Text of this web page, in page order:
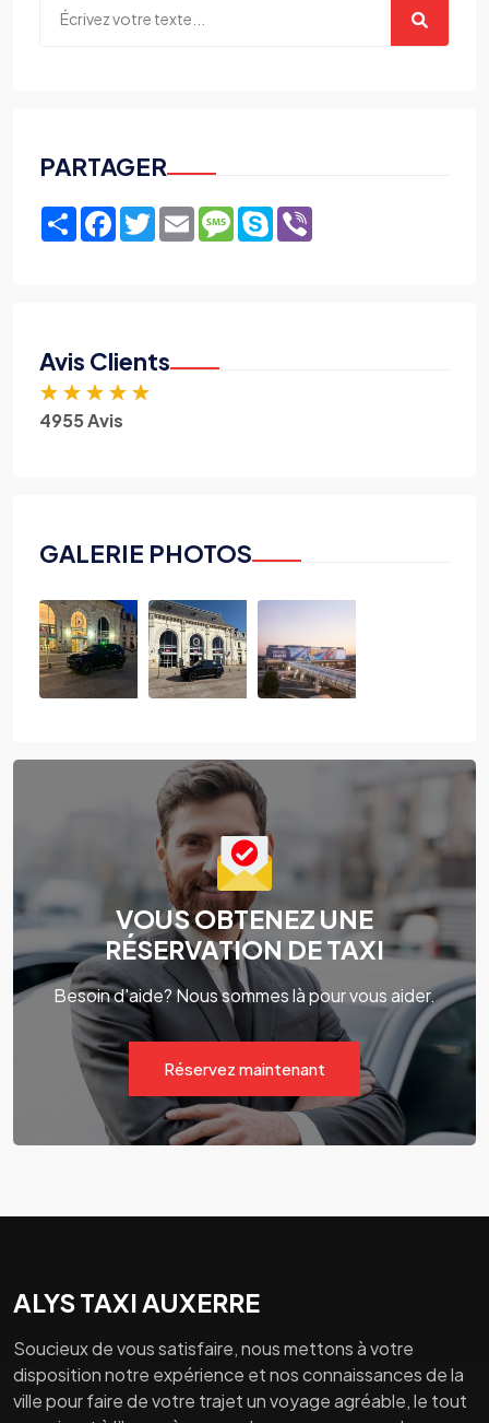
PARTAGER
ShareFacebook
TwitterEmailMessage
Skype
Avis Clients
★ ★ ★ ★ ★
4955 Avis
GALERIE PHOTOS
VOUS OBTENEZ UNE
RÉSERVATION DE TAXI
Besoin d'aide? Nous sommes là pour vous aider.
Réservez maintenant
ALYS TAXI AUXERRE
Soucieux de vous satisfaire, nous mettons à votre
disposition notre expérience et nos connaissances de la
ville pour faire de votre trajet un voyage agréable, le tout